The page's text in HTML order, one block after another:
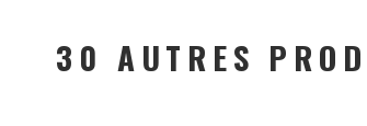
30 AUTRES